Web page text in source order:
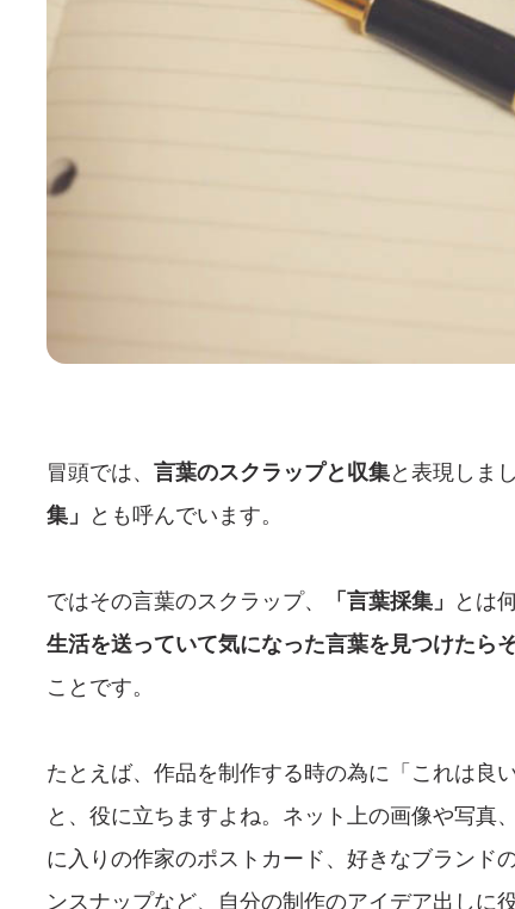
冒頭では、 言葉のスクラップと収集と表現しま
集」 とも呼んでいます。
ではその言葉のスクラップ、 「言葉採集」 とは
生活を送っていて気になった言葉を見つけたら
ことです。
たとえば、作品を制作する時の為に「これは良
と、役に立ちますよね。ネット上の画像や写真
に入りの作家のポストカード、好きなブランド
ンスナップなど、自分の制作のアイデア出しに